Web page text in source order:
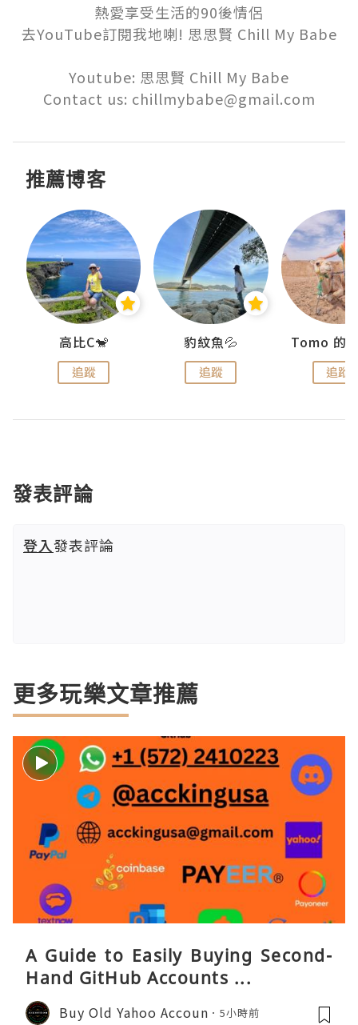
熱愛享受生活的90後情侶
去YouTube訂閱我地喇! 思思賢 Chill My Babe
Youtube: 思思賢 Chill My Babe
Contact us: chillmybabe@gmail.com
推薦博客
高比C🐒
追蹤
豹紋魚💦
追蹤 追蹤
發表評論
登入發表評論
更多玩樂文章推薦
A Guide to Easily Buying Second-
Hand GitHub Accounts ...
Buy Old Yahoo Accoun 5小時前